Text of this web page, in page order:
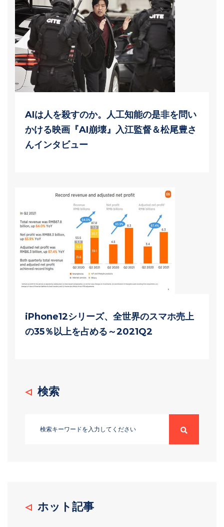
AIは人を殺すのか。人工知能の是非を問い
かける映画『AI崩壊』入江監督＆松尾豊さ
んインタビュー
iPhone12シリーズ、全世界のスマホ売上
の35％以上を占める～2021Q2
検索
ホット記事